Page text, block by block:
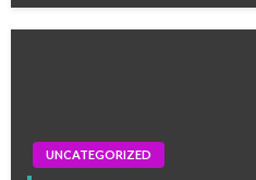
UNCATEGORIZED